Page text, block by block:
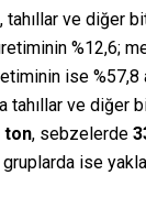
, tahıllar ve diğer
%12,6;
ise %57,8
tahıllar ve diğer
ton, sebzelerde
ise